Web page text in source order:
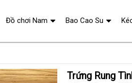
Trứng Rung Tình Yêu Điều Khiển Từ Xa Qua app Bằng
Đồ chơi Nam Bao Cao Su